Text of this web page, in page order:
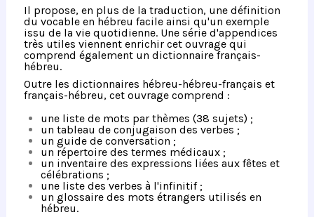
Il propose, en plus de la traduction, une définition
du vocable en hébreu facile ainsi qu'un exemple
issu de la vie quotidienne. Une série d'appendices
très utiles viennent enrichir cet ouvrage qui
comprend également un dictionnaire français-
hébreu.
Outre les dictionnaires hébreu-hébreu-français et
français-hébreu, cet ouvrage comprend :
une liste de mots par thèmes (38 sujets) ;
un tableau de conjugaison des verbes ;
un guide de conversation ;
un répertoire des termes médicaux ;
un inventaire des expressions liées aux fêtes et
célébrations ;
une liste des verbes à l'infinitif ;
un glossaire des mots étrangers utilisés en
hébreu.